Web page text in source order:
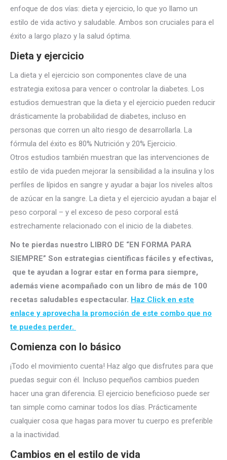
enfoque de dos vías: dieta y ejercicio, lo que yo llamo un
estilo de vida activo y saludable. Ambos son cruciales para el
éxito a largo plazo y la salud óptima.
Dieta y ejercicio
La dieta y el ejercicio son componentes clave de una
estrategia exitosa para vencer o controlar la diabetes. Los
estudios demuestran que la dieta y el ejercicio pueden reducir
drásticamente la probabilidad de diabetes, incluso en
personas que corren un alto riesgo de desarrollarla. La
fórmula del éxito es 80% Nutrición y 20% Ejercicio.
Otros estudios también muestran que las intervenciones de
estilo de vida pueden mejorar la sensibilidad a la insulina y los
perfiles de lípidos en sangre y ayudar a bajar los niveles altos
de azúcar en la sangre. La dieta y el ejercicio ayudan a bajar el
peso corporal – y el exceso de peso corporal está
estrechamente relacionado con el inicio de la diabetes.
No te pierdas nuestro LIBRO DE “EN FORMA PARA
SIEMPRE” Son estrategias científicas fáciles y efectivas,
que te ayudan a lograr estar en forma para siempre,
además viene acompañado con un libro de más de 100
recetas saludables espectacular. Haz Click en este
enlace y aprovecha la promoción de este combo que no
te puedes perder.
Comienza con lo básico
¡Todo el movimiento cuenta! Haz algo que disfrutes para que
puedas seguir con él. Incluso pequeños cambios pueden
hacer una gran diferencia. El ejercicio beneficioso puede ser
tan simple como caminar todos los días. Prácticamente
cualquier cosa que hagas para mover tu cuerpo es preferible
a la inactividad.
Cambios en el estilo de vida